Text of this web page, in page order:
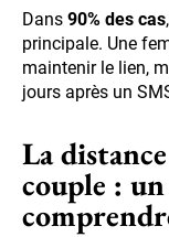
Dans 90% des cas
principale. Une
maintenir le lien,
jours après un
La
couple :